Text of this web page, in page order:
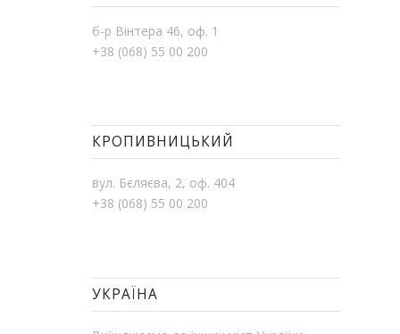
б-р Вінтера 46, оф. 1
+38 (068) 55 00 200
КРОПИВНИЦЬКИЙ
вул. Бєляєва, 2, оф. 404
+38 (068) 55 00 200
УКРАЇНА